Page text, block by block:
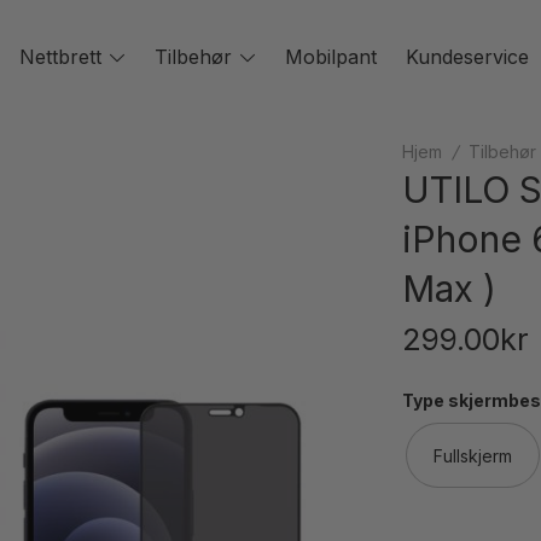
Toggle
Nettbrett
Toggle
Tilbehør
Toggle
Mobilpant Kundeservice
Hjem / Tilbehør
UTILO
iPhone
Max )
299.00kr
Type
Fullskjerm